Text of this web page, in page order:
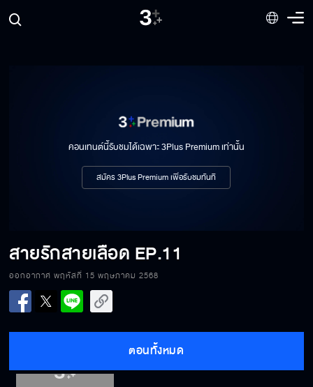
คอนเทนต์นี้รับชมได้เฉพาะ 3Plus Premium เท่านั้น
สมัคร 3Plus Premium เพื่อรับชมทันที
สายรักสายเลือด EP.11
ออกอากาศ พฤหัสที่ 15 พฤษภาคม 2568
ตอนทั้งหมด
สายรักสายเลือด EP.6
สายรักสายเลือด EP.7
สายรักสายเลือด EP.9